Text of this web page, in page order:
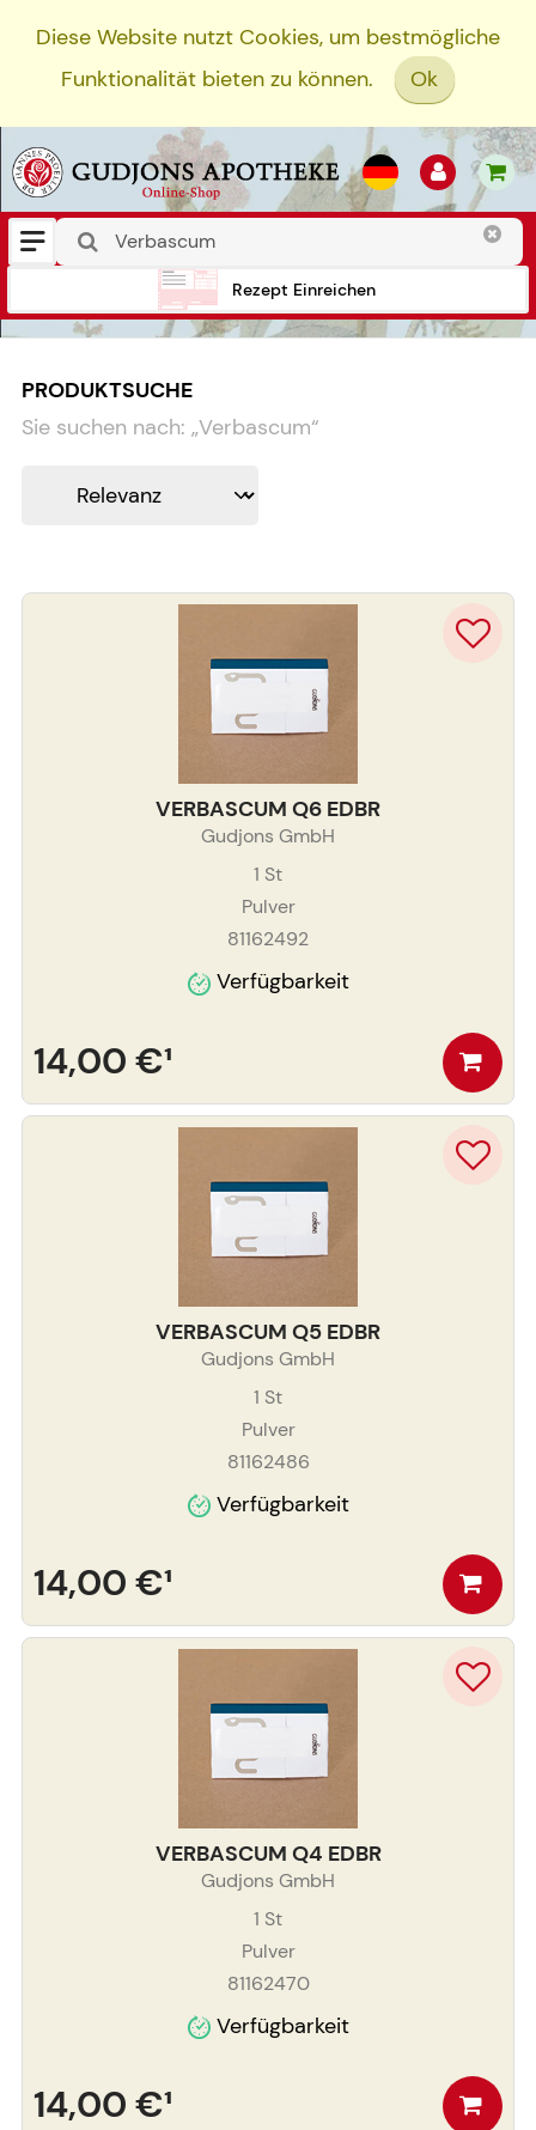
Diese Website nutzt Cookies, um bestmögliche
Funktionalität bieten zu können.
Ok
Rezept Einreichen
PRODUKTSUCHE
Sie suchen nach: „Verbascum“
VERBASCUM Q6 EDBR
Gudjons GmbH
1 St
Pulver
81162492
Verfügbarkeit
14,00 €¹
VERBASCUM Q5 EDBR
Gudjons GmbH
1 St
Pulver
81162486
Verfügbarkeit
14,00 €¹
VERBASCUM Q4 EDBR
Gudjons GmbH
1 St
Pulver
81162470
Verfügbarkeit
14,00 €¹